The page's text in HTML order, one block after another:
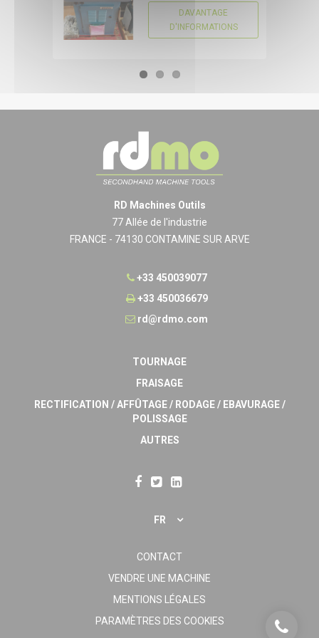
DAVANTAGE
D'INFORMATIONS
RD Machines Outils
77 Allée de l'industrie
FRANCE - 74130 CONTAMINE SUR ARVE
+33 450039077
+33 450036679
rd@rdmo.com
TOURNAGE
FRAISAGE
RECTIFICATION / AFFÛTAGE / RODAGE / EBAVURAGE /
POLISSAGE
AUTRES
FR
CONTACT
VENDRE UNE MACHINE
MENTIONS LÉGALES
PARAMÈTRES DES COOKIES